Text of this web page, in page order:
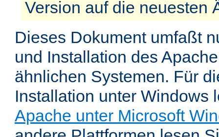
Version auf die neuesten
Dieses Dokument umfaßt
und Installation des
ähnlichen Systemen. Für
Installation unter Windows
Apache unter Microsoft